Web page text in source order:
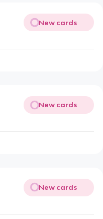
New cards
New cards
New cards